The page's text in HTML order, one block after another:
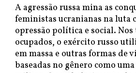
A agressão russa mina as
feministas ucranianas na luta
opressão política e social.
ocupados, o exército russo
em massa e outras formas de
baseadas no gênero como